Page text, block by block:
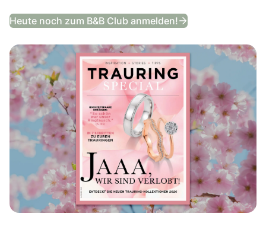
Heute noch zum B&B Club anmelden! Trauring Special